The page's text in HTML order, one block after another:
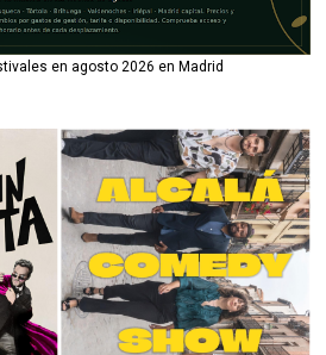
en agosto 2026 en Madrid